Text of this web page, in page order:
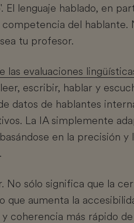
El lenguaje hablado, en
del
tu profesor.
las evaluaciones
escribir, hablar y
datos de hablantes
La IA simplemente
en la precisión
No sólo significa que la
que aumenta la
coherencia más rápido